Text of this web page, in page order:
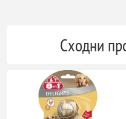
Сходни